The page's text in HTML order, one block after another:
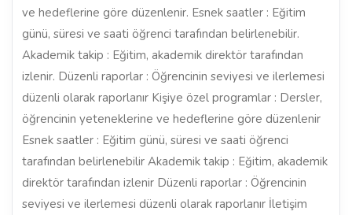
ve hedeflerine göre düzenlenir. Esnek saatler : Eğitim
günü, süresi ve saati öğrenci tarafından belirlenebilir.
Akademik takip : Eğitim, akademik direktör tarafından
izlenir. Düzenli raporlar : Öğrencinin seviyesi ve ilerlemesi
düzenli olarak raporlanır Kişiye özel programlar : Dersler,
öğrencinin yeteneklerine ve hedeflerine göre düzenlenir
Esnek saatler : Eğitim günü, süresi ve saati öğrenci
tarafından belirlenebilir Akademik takip : Eğitim, akademik
direktör tarafından izlenir Düzenli raporlar : Öğrencinin
seviyesi ve ilerlemesi düzenli olarak raporlanır İletişim